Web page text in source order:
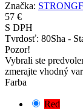
Značka:
57 €
S DPH
Tvrdosť: 80Sha -
Pozor!
Vybrali ste
zmerajte vhodný
Farba
Red